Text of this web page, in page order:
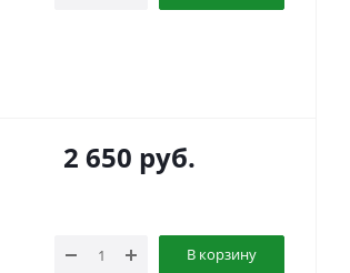
2 650 руб.
В корзину